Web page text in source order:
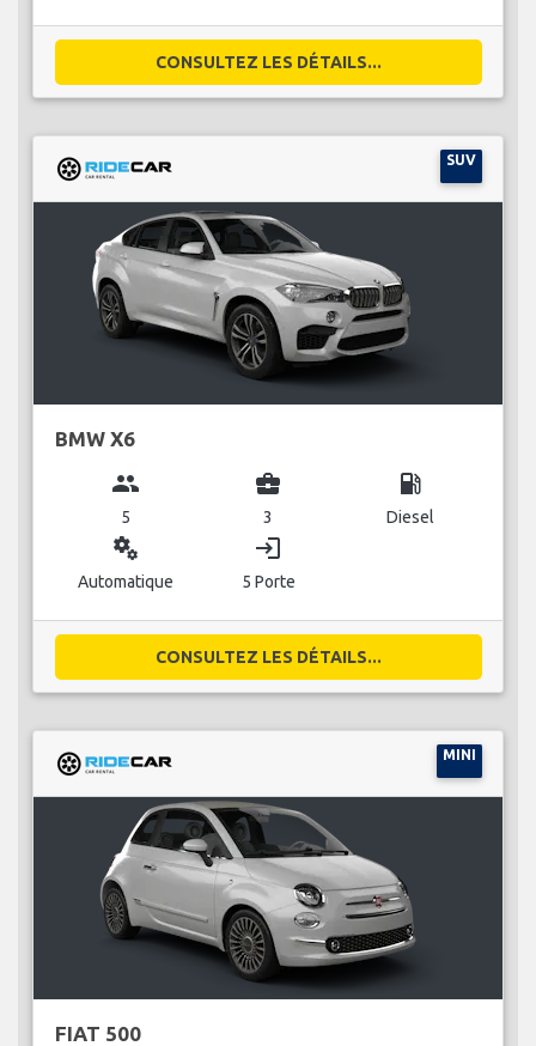
CONSULTEZ LES DÉTAILS...
SUV
BMW X6
group
5
business_center
3
local_gas_station
Diesel
miscellaneous_services
Automatique
login
5 Porte
CONSULTEZ LES DÉTAILS...
MINI
FIAT 500